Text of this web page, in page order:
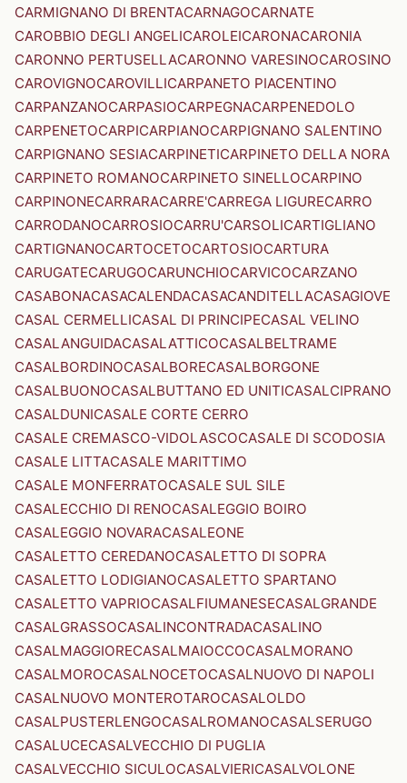
CARMIGNANO DI BRENTACARNAGOCARNATE
CAROBBIO DEGLI ANGELICAROLEICARONACARONIA
CARONNO PERTUSELLACARONNO VARESINOCAROSINO
CAROVIGNOCAROVILLICARPANETO PIACENTINO
CARPANZANOCARPASIOCARPEGNACARPENEDOLO
CARPENETOCARPICARPIANOCARPIGNANO SALENTINO
CARPIGNANO SESIACARPINETICARPINETO DELLA NORA
CARPINETO ROMANOCARPINETO SINELLOCARPINO
CARPINONECARRARACARRE'CARREGA LIGURECARRO
CARRODANOCARROSIOCARRU'CARSOLICARTIGLIANO
CARTIGNANOCARTOCETOCARTOSIOCARTURA
CARUGATECARUGOCARUNCHIOCARVICOCARZANO
CASABONACASACALENDACASACANDITELLACASAGIOVE
CASAL CERMELLICASAL DI PRINCIPECASAL VELINO
CASALANGUIDACASALATTICOCASALBELTRAME
CASALBORDINOCASALBORECASALBORGONE
CASALBUONOCASALBUTTANO ED UNITICASALCIPRANO
CASALDUNICASALE CORTE CERRO
CASALE CREMASCO-VIDOLASCOCASALE DI SCODOSIA
CASALE LITTACASALE MARITTIMO
CASALE MONFERRATOCASALE SUL SILE
CASALECCHIO DI RENOCASALEGGIO BOIRO
CASALEGGIO NOVARACASALEONE
CASALETTO CEREDANOCASALETTO DI SOPRA
CASALETTO LODIGIANOCASALETTO SPARTANO
CASALETTO VAPRIOCASALFIUMANESECASALGRANDE
CASALGRASSOCASALINCONTRADACASALINO
CASALMAGGIORECASALMAIOCCOCASALMORANO
CASALMOROCASALNOCETOCASALNUOVO DI NAPOLI
CASALNUOVO MONTEROTAROCASALOLDO
CASALPUSTERLENGOCASALROMANOCASALSERUGO
CASALUCECASALVECCHIO DI PUGLIA
CASALVECCHIO SICULOCASALVIERICASALVOLONE